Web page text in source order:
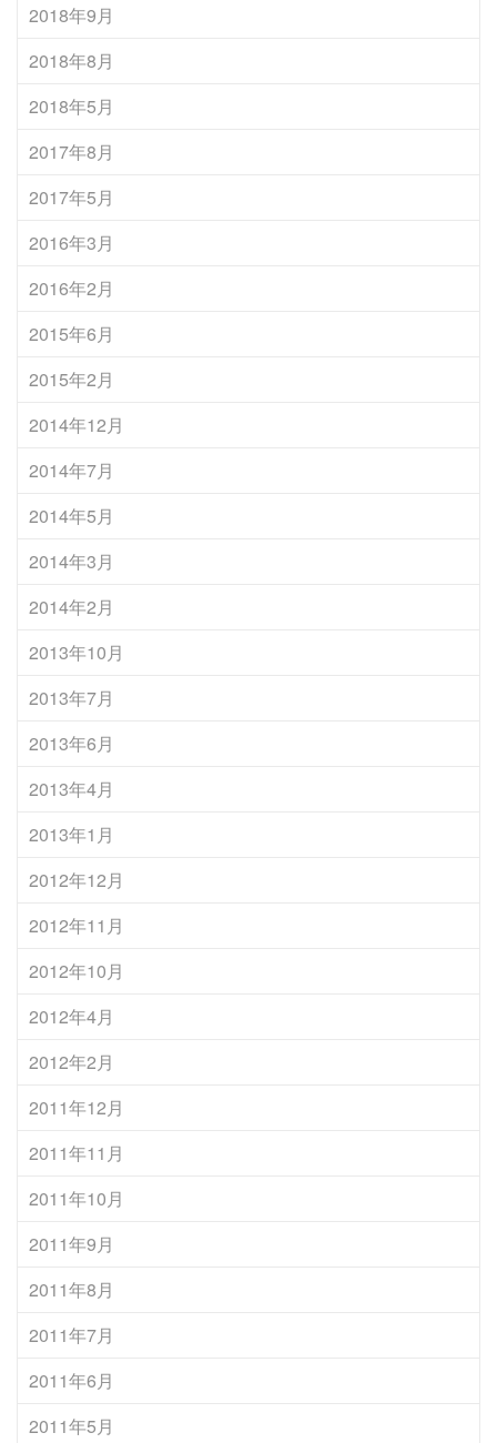
2018年9月
2018年8月
2018年5月
2017年8月
2017年5月
2016年3月
2016年2月
2015年6月
2015年2月
2014年12月
2014年7月
2014年5月
2014年3月
2014年2月
2013年10月
2013年7月
2013年6月
2013年4月
2013年1月
2012年12月
2012年11月
2012年10月
2012年4月
2012年2月
2011年12月
2011年11月
2011年10月
2011年9月
2011年8月
2011年7月
2011年6月
2011年5月